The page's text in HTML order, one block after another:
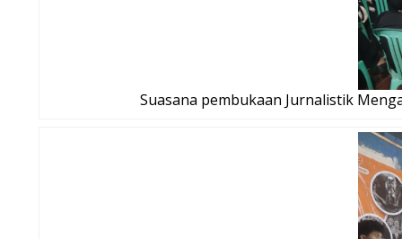
Suasana pembukaan Jurnalistik